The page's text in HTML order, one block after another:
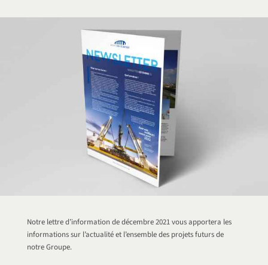
Notre lettre d’information de décembre 2021 vous apportera les
informations sur l’actualité et l’ensemble des projets futurs de
notre Groupe.